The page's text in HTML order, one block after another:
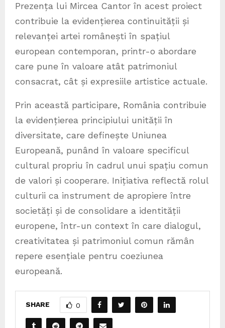
Prezența lui Mircea Cantor în acest proiect
contribuie la evidențierea continuității și
relevanței artei românești în spațiul
european contemporan, printr-o abordare
care pune în valoare atât patrimoniul
consacrat, cât și expresiile artistice actuale.
Prin această participare, România contribuie
la evidențierea principiului unității în
diversitate, care definește Uniunea
Europeană, punând în valoare specificul
cultural propriu în cadrul unui spațiu comun
de valori și cooperare. Inițiativa reflectă rolul
culturii ca instrument de apropiere între
societăți și de consolidare a identității
europene, într-un context în care dialogul,
creativitatea și patrimoniul comun rămân
repere esențiale pentru coeziunea
europeană.
SHARE 0